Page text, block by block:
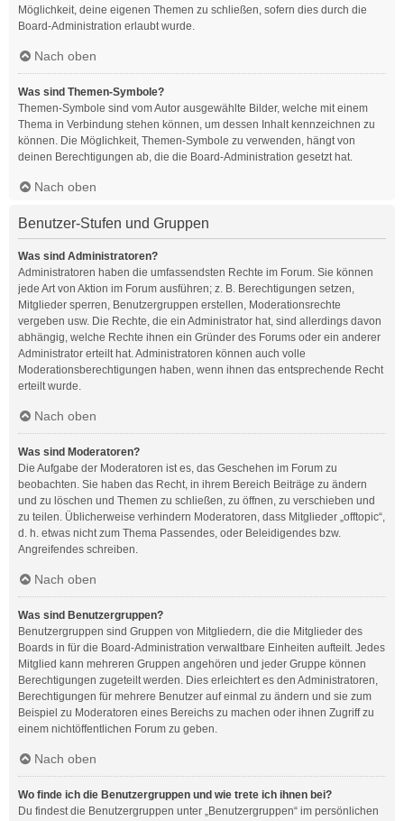
Möglichkeit, deine eigenen Themen zu schließen, sofern dies durch die
Board-Administration erlaubt wurde.
Nach oben
Was sind Themen-Symbole?
Themen-Symbole sind vom Autor ausgewählte Bilder, welche mit einem
Thema in Verbindung stehen können, um dessen Inhalt kennzeichnen zu
können. Die Möglichkeit, Themen-Symbole zu verwenden, hängt von
deinen Berechtigungen ab, die die Board-Administration gesetzt hat.
Nach oben
Benutzer-Stufen und Gruppen
Was sind Administratoren?
Administratoren haben die umfassendsten Rechte im Forum. Sie können
jede Art von Aktion im Forum ausführen; z. B. Berechtigungen setzen,
Mitglieder sperren, Benutzergruppen erstellen, Moderationsrechte
vergeben usw. Die Rechte, die ein Administrator hat, sind allerdings davon
abhängig, welche Rechte ihnen ein Gründer des Forums oder ein anderer
Administrator erteilt hat. Administratoren können auch volle
Moderationsberechtigungen haben, wenn ihnen das entsprechende Recht
erteilt wurde.
Nach oben
Was sind Moderatoren?
Die Aufgabe der Moderatoren ist es, das Geschehen im Forum zu
beobachten. Sie haben das Recht, in ihrem Bereich Beiträge zu ändern
und zu löschen und Themen zu schließen, zu öffnen, zu verschieben und
zu teilen. Üblicherweise verhindern Moderatoren, dass Mitglieder „offtopic“,
d. h. etwas nicht zum Thema Passendes, oder Beleidigendes bzw.
Angreifendes schreiben.
Nach oben
Was sind Benutzergruppen?
Benutzergruppen sind Gruppen von Mitgliedern, die die Mitglieder des
Boards in für die Board-Administration verwaltbare Einheiten aufteilt. Jedes
Mitglied kann mehreren Gruppen angehören und jeder Gruppe können
Berechtigungen zugeteilt werden. Dies erleichtert es den Administratoren,
Berechtigungen für mehrere Benutzer auf einmal zu ändern und sie zum
Beispiel zu Moderatoren eines Bereichs zu machen oder ihnen Zugriff zu
einem nichtöffentlichen Forum zu geben.
Nach oben
Wo finde ich die Benutzergruppen und wie trete ich ihnen bei?
Du findest die Benutzergruppen unter „Benutzergruppen“ im persönlichen